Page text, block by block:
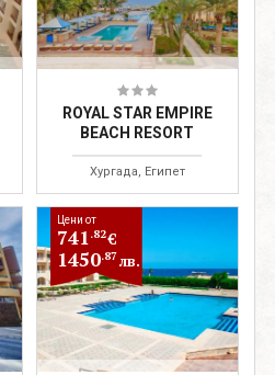
ROYAL STAR EMPIRE
BEACH RESORT
Хургада, Египет
Цени от
741.82€
1450.87лв.